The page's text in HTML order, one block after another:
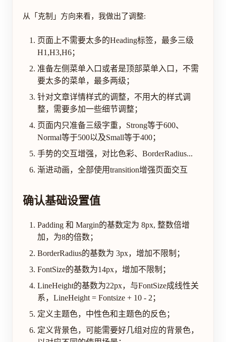
从「克制」方向来看，我做出了调整:
页面上不需要太多的Heading标签，最多三级
H1,H3,H6；
准备左侧菜单入口或者是顶部菜单入口，不需
要太多的菜单，最多两级；
针对文章详情样式的调整，不用大的样式调
整，需要多加一些细节调整；
页面内只准备三级字重，Strong等于600、
Normal等于500以及Small等于400；
手势的交互增强，对比色彩、BorderRadius...
渐进动画，全部使用transition增强页面交互
确认基础设置值
Padding 和 Margin的基数定为 8px, 整数倍增
加，为8的倍数；
BorderRadius的基数为 3px，增加不限制；
FontSize的基数为14px，增加不限制；
LineHeight的基数为22px，与FontSize成线性关
系，LineHeight = Fontsize + 10 - 2；
定义主题色，中性色和主题色的反色；
定义背景色，可能需要好几组对应的背景色，